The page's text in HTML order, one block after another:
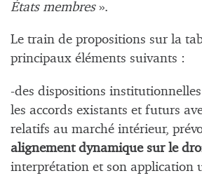
États membres ».
Le train de propositions sur la
principaux éléments suivants :
-des dispositions
les accords existants et futurs
relatifs au marché intérieur,
alignement dynamique sur le
interprétation et son application